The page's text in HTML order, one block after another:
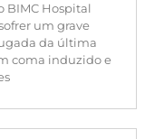
BIMC Hospital
um grave
da última
coma induzido e